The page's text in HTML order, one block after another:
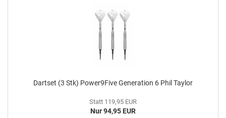
Dart­set (3 Stk) Power9Five Ge­nera­ti­on 6 Phil Tay­lor
Statt 119,95 EUR
Nur 94,95 EUR